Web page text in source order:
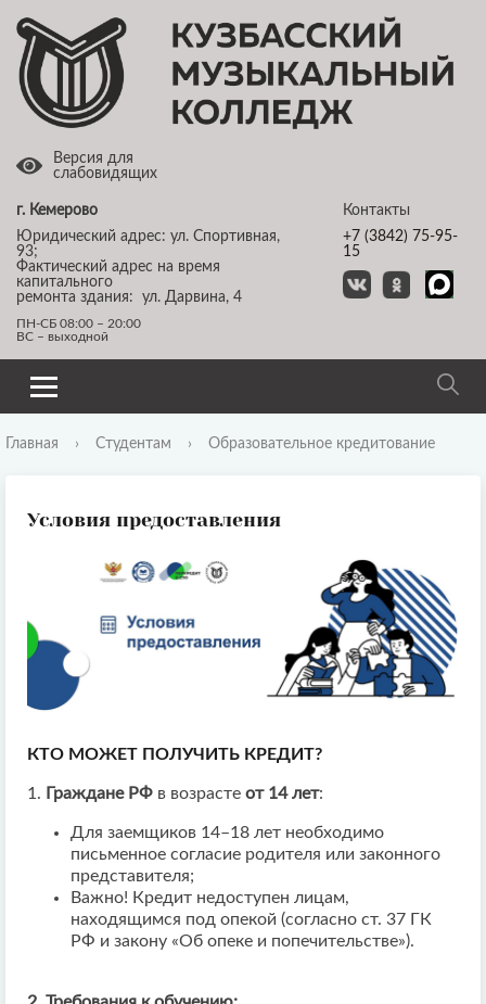
г. Кемерово
Юридический адрес: ул. Спортивная,
93;
Фактический адрес на время
капитального
ремонта здания: ул. Дарвина, 4
ПН-СБ 08:00 – 20:00
ВС – выходной
Контакты
+7 (3842) 75-95-
15
Версия для
слабовидящих
Главная › Студентам › Образовательное кредитование
Условия предоставления
КТО МОЖЕТ ПОЛУЧИТЬ КРЕДИТ?
1. Граждане РФ в возрасте от 14 лет:
Для заемщиков 14–18 лет необходимо
письменное согласие родителя или законного
представителя;
Важно! Кредит недоступен лицам,
находящимся под опекой (согласно ст. 37 ГК
РФ и закону «Об опеке и попечительстве»).